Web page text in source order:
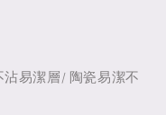
易潔層/ 陶瓷易潔不